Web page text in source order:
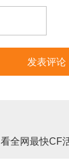
看全网最快CF